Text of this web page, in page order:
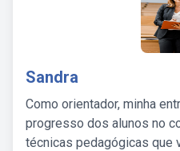
Sandra
Como orientador, minha
progresso dos alunos no
técnicas pedagógicas que